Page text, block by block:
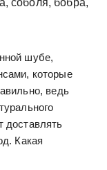
шубе,
которые
ведь
доставлять
Какая